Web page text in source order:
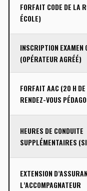
FORFAIT CODE DE LA
ÉCOLE)
INSCRIPTION EXAMEN
(OPÉRATEUR AGRÉÉ)
FORFAIT AAC (20 H DE
RENDEZ-VOUS
HEURES DE CONDUITE
SUPPLÉMENTAIRES
EXTENSION
L’ACCOMPAGNATEUR